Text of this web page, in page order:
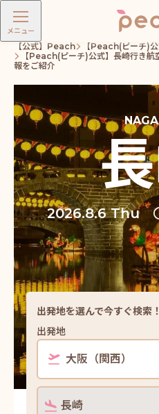
メニュー
【公式】Peach
【Peach(ピーチ)
【Peach(ピーチ)公式】長崎行き
報をご紹介
2026.8.6 Thu
出発地を選んで今すぐ検索！
出発地
長崎